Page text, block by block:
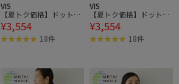
VIS
【夏トク価格】ドット＆
無地テレコリブハーフス
リーブドレーププルオー
バー
¥3,554
18件
VIS
【夏トク価格】ドット＆
無地テレコリブハーフス
リーブドレーププルオー
バー
¥3,554
18件